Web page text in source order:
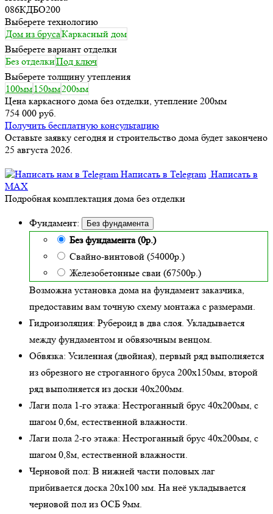
086КДБО200
Выберете технологию
Дом из брусаКаркасный дом
Выберете вариант отделки
Без отделкиПод ключ
Выберете толщину утепления
100мм 150мм200мм
Цена каркасного дома без отделки, утепление 200мм
754 000 руб.
Получить бесплатную консультацию
Оставьте заявку сегодня и строительство дома будет закончено
25 августа 2026.
Написать в Telegram Написать в
MAX
Подробная комплектация дома без отделки
Фундамент: Без фундамента
Без фундамента (0р.)
Свайно-винтовой (54000р.)
Железобетонные сваи (67500р.)
Возможна установка дома на фундамент заказчика,
предоставим вам точную схему монтажа с размерами.
Гидроизоляция: Рубероид в два слоя. Укладывается
между фундаментом и обвязочным венцом.
Обвязка: Усиленная (двойная), первый ряд выполняется
из обрезного не строганного бруса 200х150мм, второй
ряд выполняется из доски 40х200мм.
Лаги пола 1-го этажа: Нестроганный брус 40х200мм, с
шагом 0,6м, естественной влажности.
Лаги пола 2-го этажа: Нестроганный брус 40х200мм, с
шагом 0,8м, естественной влажности.
Черновой пол: В нижней части половых лаг
прибивается доска 20х100 мм. На неё укладывается
черновой пол из ОСБ 9мм.